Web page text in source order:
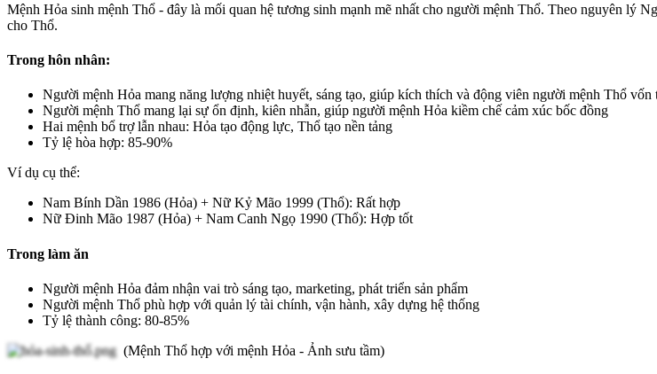
Mệnh Hỏa sinh mệnh Thổ - đây là mối quan hệ tương sinh mạnh mẽ nhất cho người mệnh Thổ. Theo nguyên lý
cho Thổ.
Trong hôn nhân:
Người mệnh Hỏa mang năng lượng nhiệt huyết, sáng tạo, giúp kích thích và động viên người mệnh Thổ vốn
Người mệnh Thổ mang lại sự ổn định, kiên nhẫn, giúp người mệnh Hỏa kiềm chế cảm xúc bốc đồng
Hai mệnh bổ trợ lẫn nhau: Hỏa tạo động lực, Thổ tạo nền tảng
Tỷ lệ hòa hợp: 85-90%
Ví dụ cụ thể:
Nam Bính Dần 1986 (Hỏa) + Nữ Kỷ Mão 1999 (Thổ): Rất hợp
Nữ Đinh Mão 1987 (Hỏa) + Nam Canh Ngọ 1990 (Thổ): Hợp tốt
Trong làm ăn
Người mệnh Hỏa đảm nhận vai trò sáng tạo, marketing, phát triển sản phẩm
Người mệnh Thổ phù hợp với quản lý tài chính, vận hành, xây dựng hệ thống
Tỷ lệ thành công: 80-85%
(Mệnh Thổ hợp với mệnh Hỏa - Ảnh sưu tầm)